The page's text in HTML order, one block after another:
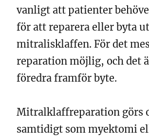
vanligt att patienter
för att reparera eller byta ut
mitralisklaffen. För det
reparation möjlig, och det
föredra framför byte.
Mitralklaffreparation görs
samtidigt som myektomi